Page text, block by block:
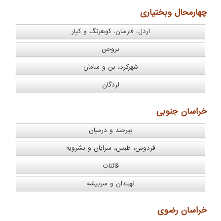
چهارمحال وبختیاری
اردل، فارسان، کوهرنگ و کیار
بروجن
شهرکرد، بن و سامان
لردگان
خراسان جنوبی
بیرجند و درمیان
فردوس، طبس، سرایان و بشرویه
قائنات
نهبندان و سربیشه
خراسان رضوی